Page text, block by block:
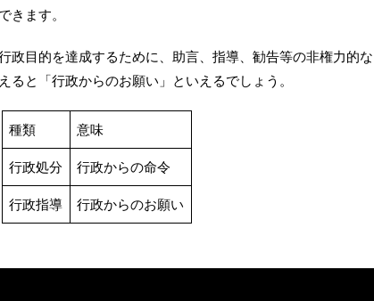
きます。
政目的を達成するために、助言、指導、勧告等の非権力的な
ると「行政からのお願い」といえるでしょう。
種類 意味
行政処分 行政からの命令
行政指導 行政からのお願い